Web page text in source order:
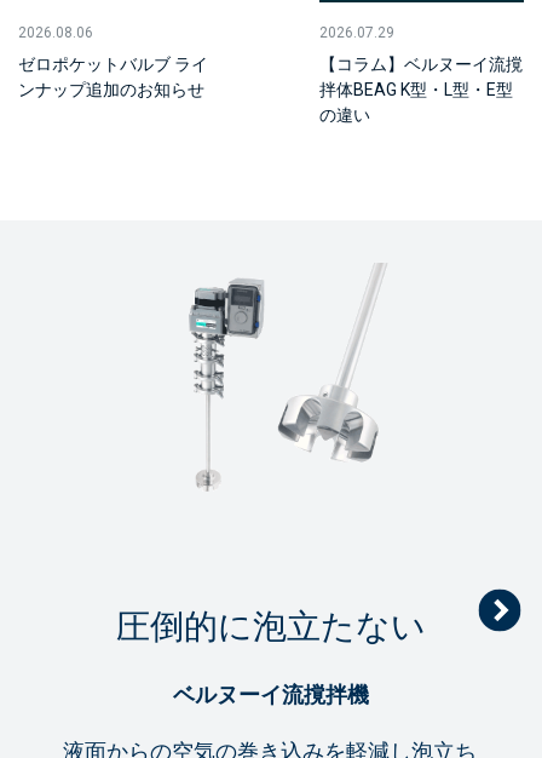
2026.08.06
ゼロポケットバルブ ライ
ンナップ追加のお知らせ
2026.07.29
【コラム】ベルヌーイ流撹
拌体BEAG K型・L型・E型
の違い
圧倒的に泡立たない
ベルヌーイ流撹拌機
液面からの空気の巻き込みを軽減し泡立ち